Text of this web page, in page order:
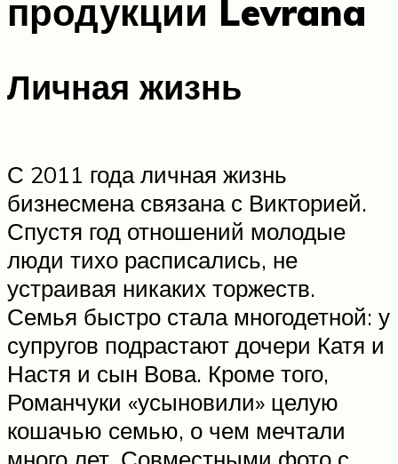
продукции Levrana
Личная жизнь
С 2011 года личная жизнь
бизнесмена связана с Викторией.
Спустя год отношений молодые
люди тихо расписались, не
устраивая никаких торжеств.
Семья быстро стала многодетной: у
супругов подрастают дочери Катя и
Настя и сын Вова. Кроме того,
Романчуки «усыновили» целую
кошачью семью, о чем мечтали